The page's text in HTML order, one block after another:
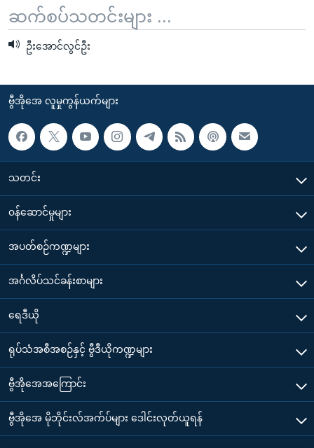
ဆက်စပ်သတင်းများ ...
ဦးအောင်လွင်ဦး
ဗွီအိုအေ လူမှုကွန်ယက်များ
သတင်း
၀န်ဆောင်မှုများ
အပတ်စဉ်ကဏ္ဍများ
အင်္ဂလိပ်သင်ခန်းစာများ
ရေဒီယို
ရုပ်သံအစီအစဉ်နှင့် ဗွီဒီယိုကဏ္ဍများ
ဗွီအိုအေအကြောင်း
ဗွီအိုအေ မိုဘိုင်းလ်အက်ပ်များ ဒေါင်းလုတ်ယူရန်